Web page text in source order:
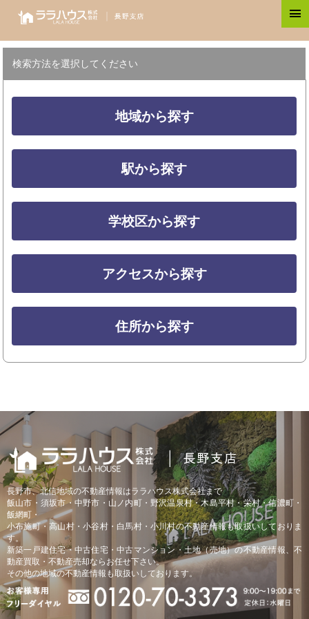
検索方法を選択してください
地域から探す
駅から探す
学校区から探す
アクセスから探す
住所から探す
長野市、北信地域の不動産情報はララハウス株式会社まで
飯山市・須坂市・中野市・山ノ内町・野沢温泉村・木島平村・栄村・信濃町・
飯網町・
小布施町・高山村・小谷村・白馬村・小川村の不動産情報も取扱いしておりま
す。
新築一戸建住宅・中古住宅・中古マンション・土地（売地）の不動産情報、不
動産買取・不動産売却ならお任せ下さい。
その他の地域の不動産情報も取扱いしております。